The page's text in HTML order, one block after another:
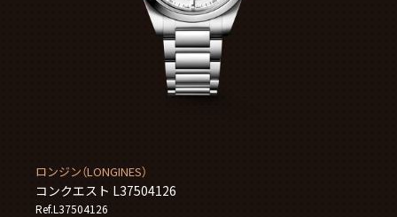
ロンジン（LONGINES）
コンクエスト L37504126
Ref.L37504126